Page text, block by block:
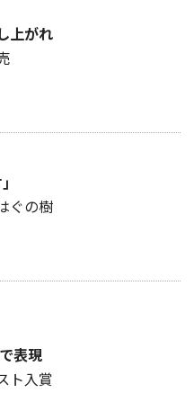
上がれ
ぐの樹
表現
ト入賞